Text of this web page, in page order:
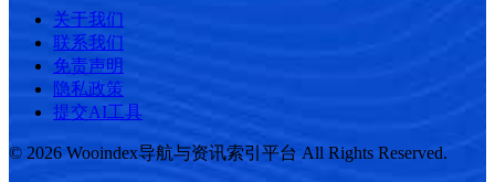
关于我们
联系我们
免责声明
隐私政策
提交AI工具
© 2026 Wooindex导航与资讯索引平台 All Rights Reserved.